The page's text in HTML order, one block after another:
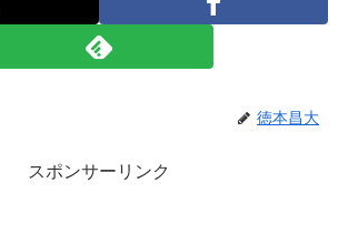
徳本昌大
スポンサーリンク